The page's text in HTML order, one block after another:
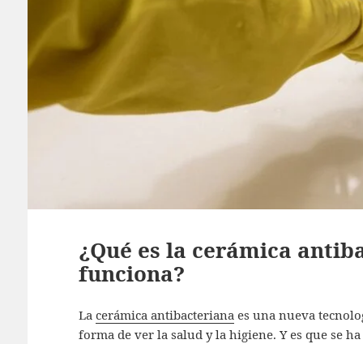
¿Qué es la cerámica
funciona?
La cerámica antibacterianaes una nueva
forma de ver la salud y la higiene. Y es que se